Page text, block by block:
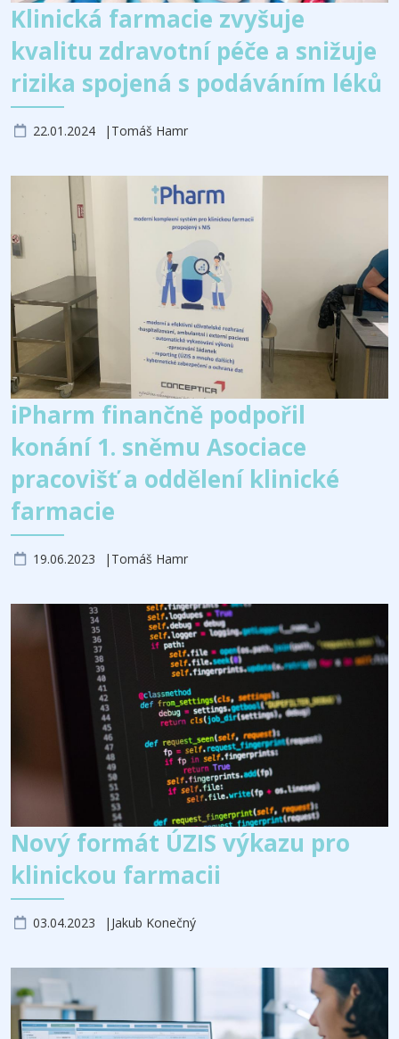
Klinická farmacie zvyšuje
kvalitu zdravotní péče a snižuje
rizika spojená s podáváním léků
22.01.2024 Tomáš Hamr
iPharm finančně podpořil
konání 1. sněmu Asociace
pracovišť a oddělení klinické
farmacie
19.06.2023 Tomáš Hamr
Nový formát ÚZIS výkazu pro
klinickou farmacii
03.04.2023 Jakub Konečný